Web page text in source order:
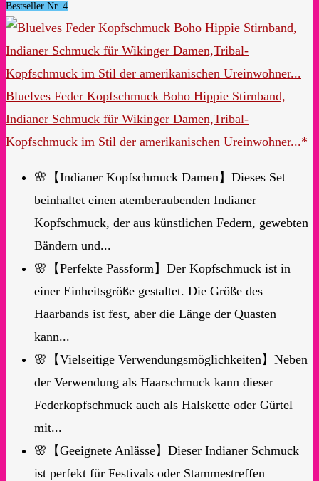
Bestseller Nr. 4
Bluelves Feder Kopfschmuck Boho Hippie Stirnband,
Indianer Schmuck für Wikinger Damen,Tribal-
Kopfschmuck im Stil der amerikanischen Ureinwohner...*
🌸【Indianer Kopfschmuck Damen】Dieses Set
beinhaltet einen atemberaubenden Indianer
Kopfschmuck, der aus künstlichen Federn, gewebten
Bändern und...
🌸【Perfekte Passform】Der Kopfschmuck ist in
einer Einheitsgröße gestaltet. Die Größe des
Haarbands ist fest, aber die Länge der Quasten
kann...
🌸【Vielseitige Verwendungsmöglichkeiten】Neben
der Verwendung als Haarschmuck kann dieser
Federkopfschmuck auch als Halskette oder Gürtel
mit...
🌸【Geeignete Anlässe】Dieser Indianer Schmuck
ist perfekt für Festivals oder Stammestreffen